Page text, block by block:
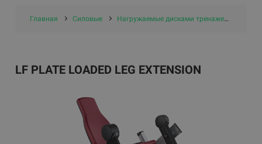
Главная Силовые Нагружаемые дисками тренажеры
LF PLATE LOADED LEG EXTENSION